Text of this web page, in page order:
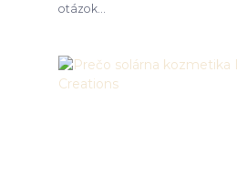
otázok...